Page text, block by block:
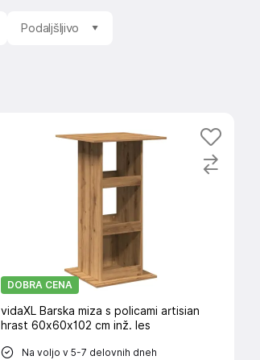
Podaljšljivo
DOBRA CENA
vidaXL Barska miza s policami artisian
hrast 60x60x102 cm inž. les
Na voljo v 5-7 delovnih dneh